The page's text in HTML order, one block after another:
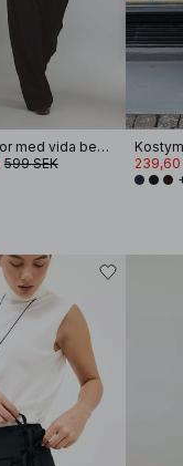
Kostymbyxor med vida ben och hög midja
599 SEK
239,60